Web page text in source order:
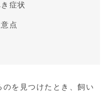
症状
点
を見つけたとき、飼い